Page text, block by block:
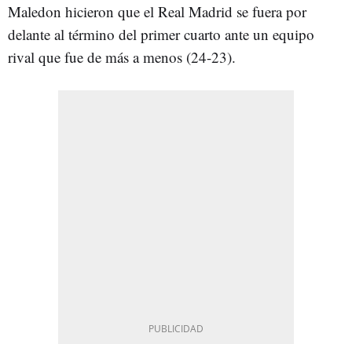
Maledon hicieron que el Real Madrid se fuera por
delante al término del primer cuarto ante un equipo
rival que fue de más a menos (24-23).